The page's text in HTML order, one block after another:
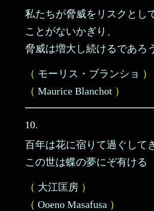
私たちが脅威をリスクとし
ことがないかぎり、
脅威は増大し続けるであろ
（ モーリス・ブランショ ）
（ Maurice Blanchot ）
10.
百年は花に宿りて過ぐして
この世は蝶の夢にぞ有ける
（ 大江匡房 ）
（ Ooeno Masafusa ）